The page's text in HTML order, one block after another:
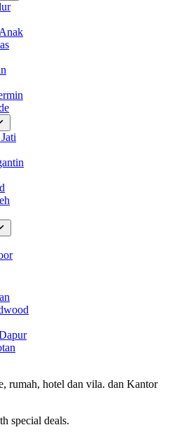
rumah, hotel dan vila. dan Kantor
special deals.